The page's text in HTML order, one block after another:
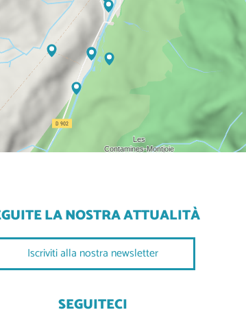
LA NOSTRA ATTUALITÀ
Iscriviti alla nostra newsletter
SEGUITECI